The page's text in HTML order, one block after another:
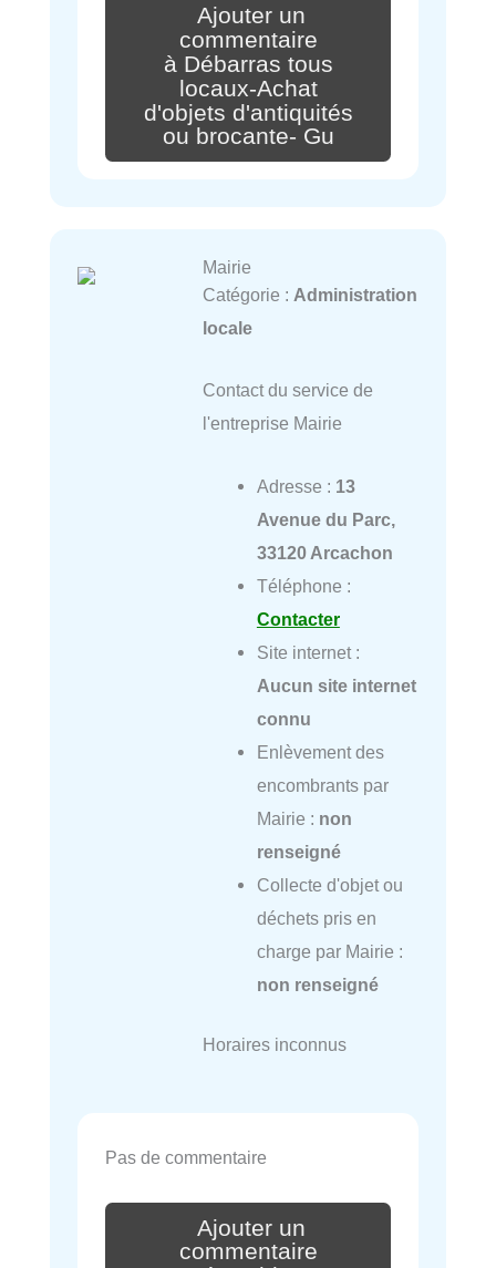
Ajouter un
commentaire
à Débarras tous
locaux-Achat
d'objets d'antiquités
ou brocante- Gu
Mairie
Catégorie : Administration
locale
Contact du service de
l'entreprise Mairie
Adresse : 13
Avenue du Parc,
33120 Arcachon
Téléphone :
Contacter
Site internet :
Aucun site internet
connu
Enlèvement des
encombrants par
Mairie : non
renseigné
Collecte d'objet ou
déchets pris en
charge par Mairie :
non renseigné
Horaires inconnus
Pas de commentaire
Ajouter un
commentaire